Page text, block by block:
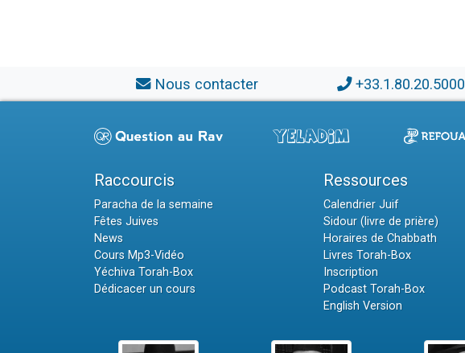
Nous contacter +33.1.80.20.5000
Raccourcis
Paracha de la semaine
Fêtes Juives
News
Cours Mp3-Vidéo
Yéchiva Torah-Box
Dédicacer un cours
Ressources
Calendrier Juif
Sidour (livre de prière)
Horaires de Chabbath
Livres Torah-Box
Inscription
Podcast Torah-Box
English Version